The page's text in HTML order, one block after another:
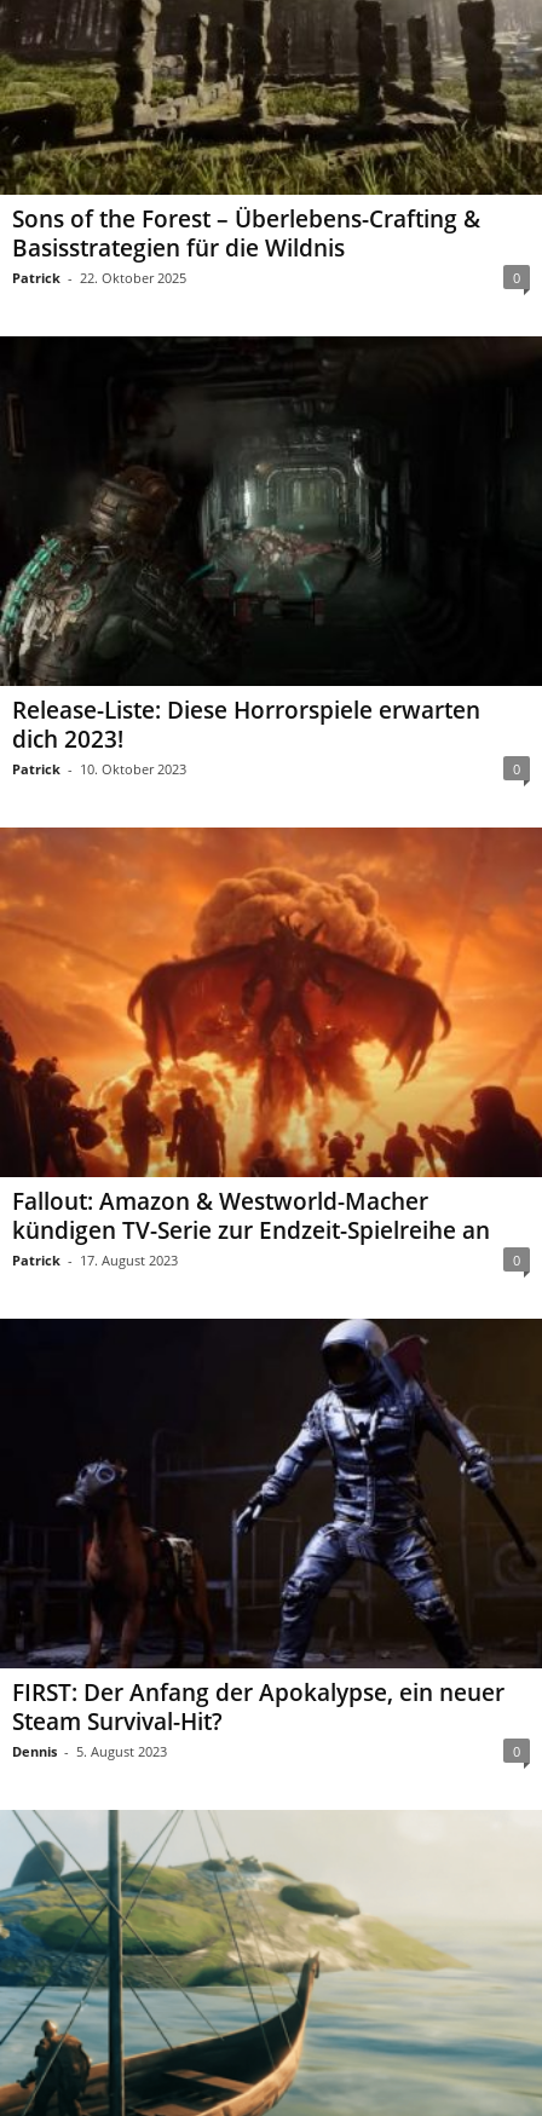
Sons of the Forest – Überlebens-Crafting &
Basisstrategien für die Wildnis
Patrick - 22. Oktober 2025 0
Release-Liste: Diese Horrorspiele erwarten
dich 2023!
Patrick - 10. Oktober 2023 0
Fallout: Amazon & Westworld-Macher
kündigen TV-Serie zur Endzeit-Spielreihe an
Patrick - 17. August 2023 0
FIRST: Der Anfang der Apokalypse, ein neuer
Steam Survival-Hit?
Dennis - 5. August 2023 0